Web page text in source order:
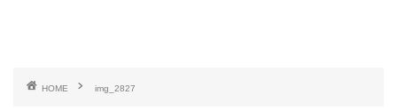
HOME img_2827